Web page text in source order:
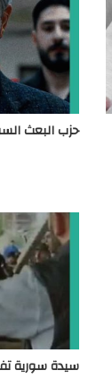
حزب البعث
سيدة سورية